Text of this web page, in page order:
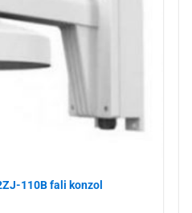
110B fali konzol